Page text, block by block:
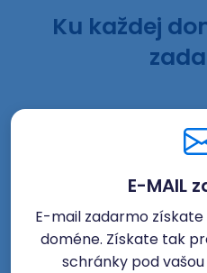
Ku každej
E-MAIL
E-mail zadarmo
doméne. Získate tak
schránky pod